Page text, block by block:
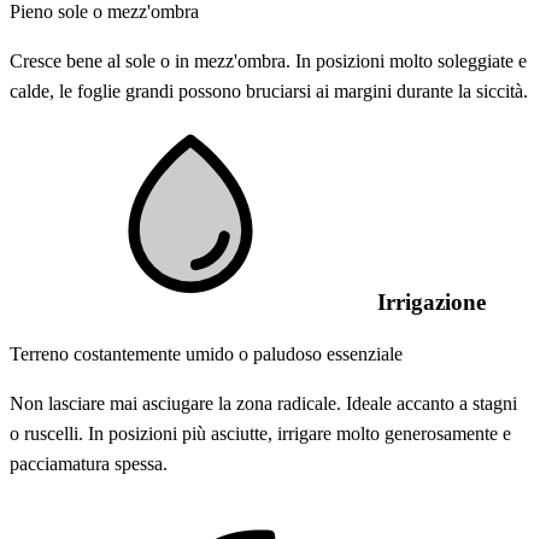
Pieno sole o mezz'ombra
Cresce bene al sole o in mezz'ombra. In posizioni molto soleggiate e
calde, le foglie grandi possono bruciarsi ai margini durante la siccità.
Irrigazione
Terreno costantemente umido o paludoso essenziale
Non lasciare mai asciugare la zona radicale. Ideale accanto a stagni
o ruscelli. In posizioni più asciutte, irrigare molto generosamente e
pacciamatura spessa.